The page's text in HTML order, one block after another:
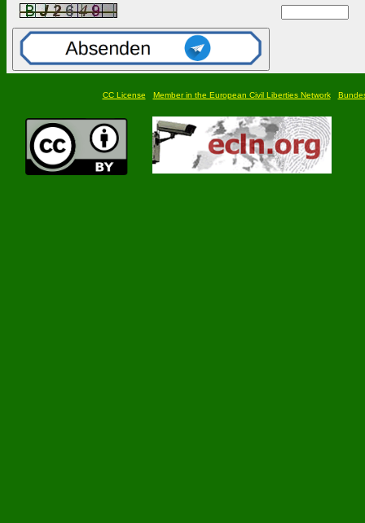
CC License Member in the European Civil Liberties Network